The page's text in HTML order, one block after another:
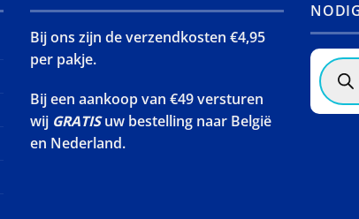
Bij ons zijn de verzendkosten €4,95
per pakje.
Bij een aankoop van €49 versturen
wij GRATISuw bestelling naar België
en Nederland.
search